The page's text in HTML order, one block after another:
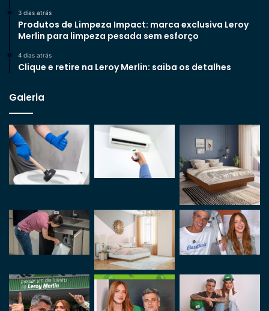
3 dias atrás
Produtos de Limpeza Impact: marca exclusiva Leroy
Merlin para limpeza pesada sem esforço
4 dias atrás
Clique e retire na Leroy Merlin: saiba os detalhes
Galeria